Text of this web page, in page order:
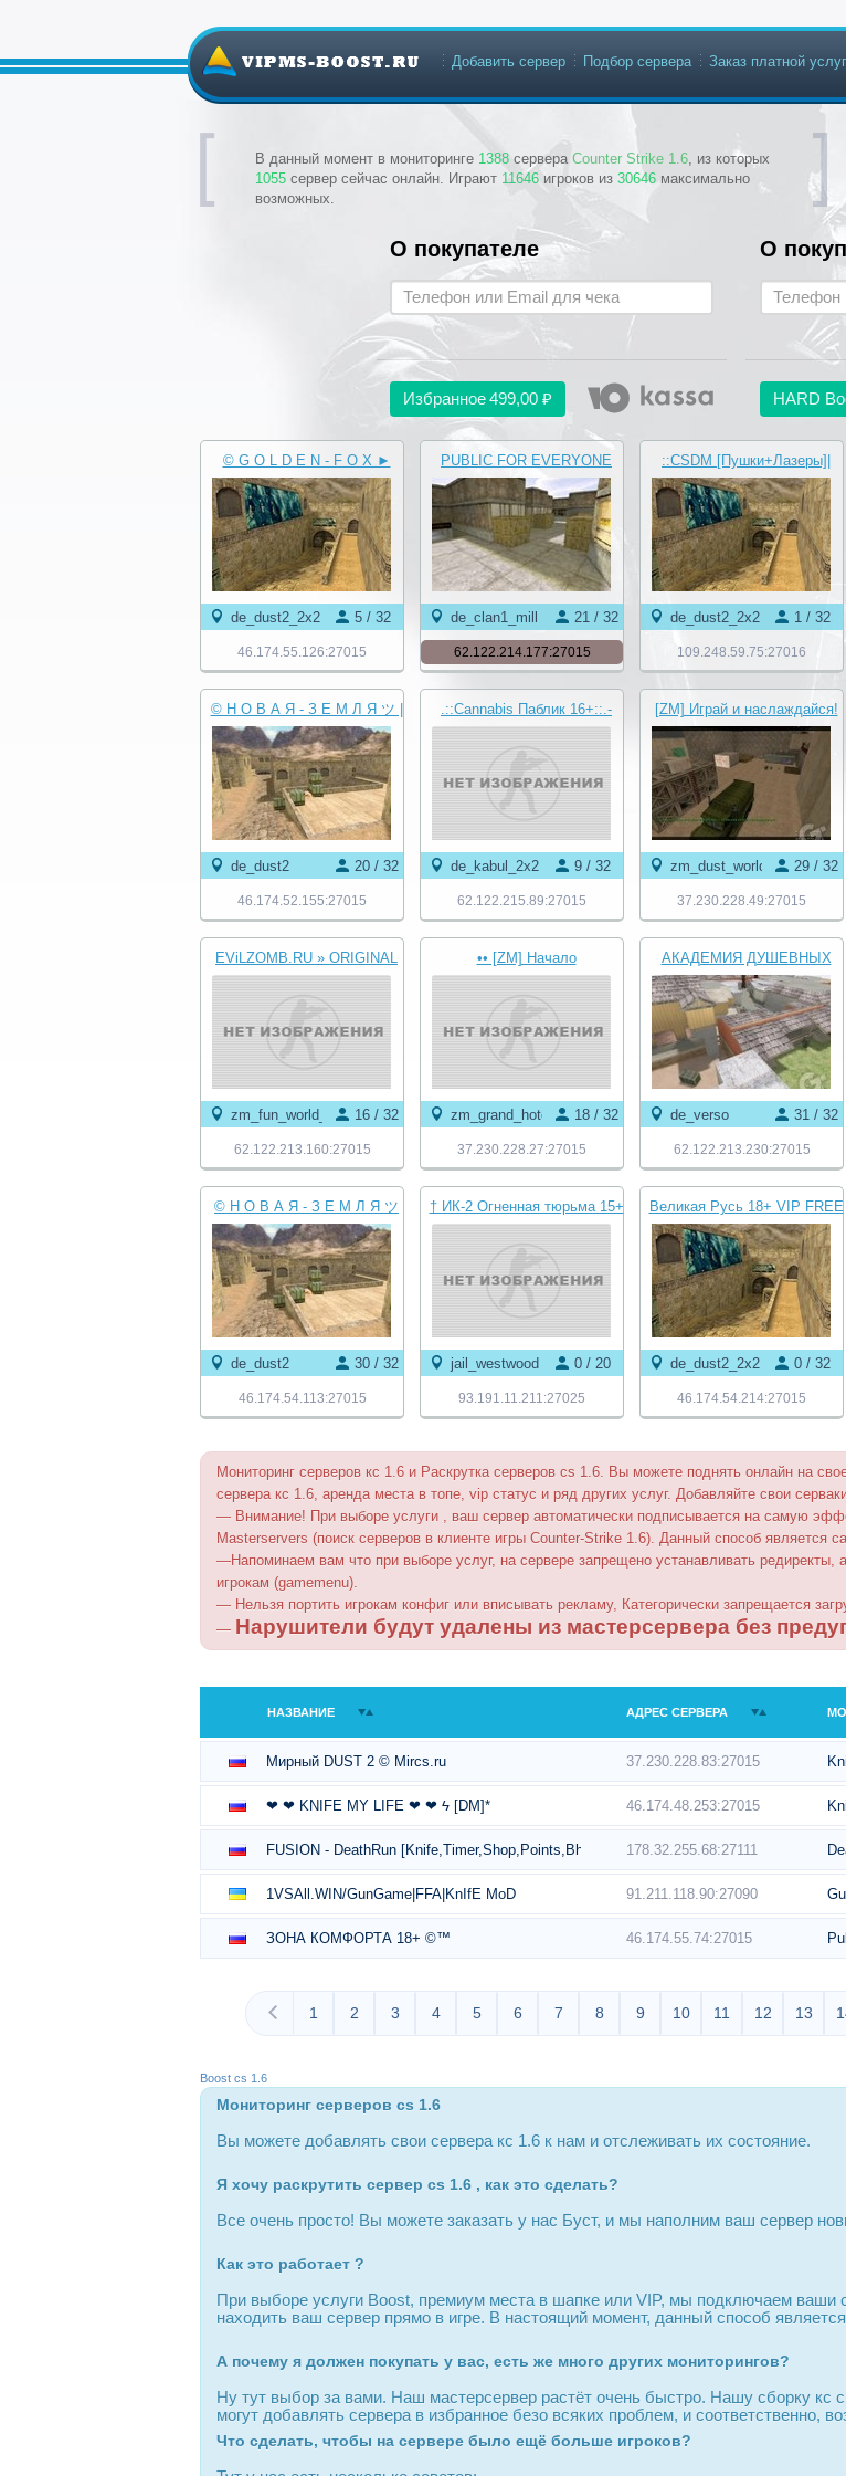
В данный момент в мониторинге 1388 сервера Counter Strike 1.6, из которых
1055 сервер сейчас онлайн. Играют 11646 игроков из 30646 максимально
возможных.
Добавить сервер Подбор сервера Заказ платной
О покупателе
Избранное499,00 ₽
О
HARD
© G O L D E N - F O X ►
5 / 32
de_dust2_2x2
46.174.55.126:27015
PUBLIC FOR EVERYONE
ORIGINAL
21 / 32
de_clan1_mill
62.122.214.177:27015
::CSDM [Пушки+Лазеры]|
Новые оружия::.
1 / 32
de_dust2_2x2
109.248.59.75:27016
© Н О В А Я - З Е М Л Я ツ |
НАМ 9 ЛЕТ ✔
20 / 32
de_dust2
46.174.52.155:27015
.::Cannabis Паблик 16+::.-
{VIP БЕСПЛАТНО}-©
9 / 32
de_kabul_2x2
62.122.215.89:27015
[ZM] Играй и наслаждайся!
© Zombie Show
29 / 32
zm_dust_world
37.230.228.49:27015
EViLZOMB.RU » ORIGINAL
BIOHAZARD © 2016-2026
16 / 32
zm_fun_world_3
62.122.213.160:27015
•• [ZM] Начало
Апокалипсиса ••
18 / 32
zm_grand_hotel
37.230.228.27:27015
АКАДЕМИЯ ДУШЕВНЫХ
СТАРИЧКОВ 18+ ©
31 / 32
de_verso
62.122.213.230:27015
© Н О В А Я - З Е М Л Я ツ
O N L Y -- D U S T 2 ★
30 / 32
de_dust2
46.174.54.113:27015
† ИК-2 Огненная тюрьма 15+
† FREE VIP
0 / 20
jail_westwood
93.191.11.211:27025
Великая Русь 18+ VIP FREE
0 / 32
de_dust2_2x2
46.174.54.214:27015
Мониторинг серверов кс 1.6 и Раскрутка серверов cs 1.6. Вы можете поднять онлайн на
сервера кс 1.6, аренда места в топе, vip статус и ряд других услуг. Добавляйте свои
— Внимание! При выборе услуги , ваш сервер автоматически подписывается на самую
Masterservers (поиск серверов в клиенте игры Counter-Strike 1.6). Данный способ является
—Напоминаем вам что при выборе услуг, на сервере запрещено устанавливать редиректы,
игрокам (gamemenu).
— Нельзя портить игрокам конфиг или вписывать рекламу, Категорически запрещается
— Нарушители будут удалены из мастерсервера без
НАЗВАНИЕ АДРЕС СЕРВЕРА
Мирный DUST 2 © Mircs.ru 37.230.228.83:27015
❤ ❤ KNIFE MY LIFE ❤ ❤ ϟ [DM]* 46.174.48.253:27015
FUSION - DeathRun [Knife,Timer,Shop,Points,Bhop,Trail,Respawn]
178.32.255.68:27111
1VSAll.WIN/GunGame|FFA|KnIfE MoD 91.211.118.90:27090
ЗОНА КОМФОРТА 18+ ©™ 46.174.55.74:27015
1 2 3 4 5 6 7 8 9 10 11 12 13
Boost cs 1.6
Мониторинг серверов cs 1.6
Вы можете добавлять свои сервера кс 1.6 к нам и отслеживать их состояние.
Я хочу раскрутить сервер cs 1.6 , как это сделать?
Все очень просто! Вы можете заказать у нас Буст, и мы наполним ваш сервер
Как это работает ?
При выборе услуги Boost, премиум места в шапке или VIP, мы подключаем ваши
находить ваш сервер прямо в игре. В настоящий момент, данный способ
А почему я должен покупать у вас, есть же много других мониторингов?
Ну тут выбор за вами. Наш мастерсервер растёт очень быстро. Нашу сборку кс
могут добавлять сервера в избранное безо всяких проблем, и соответственно,
Что сделать, чтобы на сервере было ещё больше игроков?